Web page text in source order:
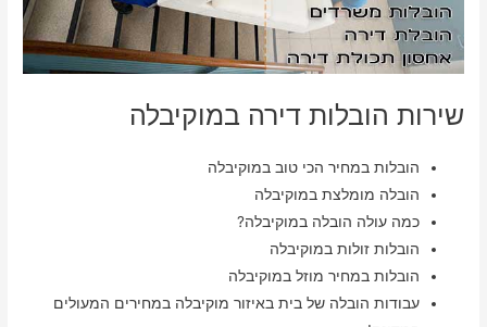
שירות הובלות דירה במוקיבלה
הובלות במחיר הכי טוב במוקיבלה
הובלה מומלצת במוקיבלה
כמה עולה הובלה במוקיבלה?
הובלות זולות במוקיבלה
הובלות במחיר מוזל במוקיבלה
עבודות הובלה של בית באיזור מוקיבלה במחירים המעולים